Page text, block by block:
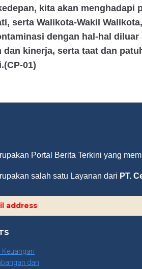
kita akan
serta Walikota-Wakil
dengan hal-hal
kinerja, serta taat dan
01)
Portal Berita Terkini yang
salah satu Layanan dari PT.